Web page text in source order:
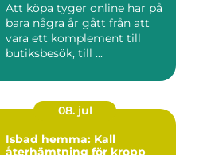
Att köpa tyger online har på
bara några år gått från att
vara ett komplement till
butiksbesök, till ...
08. jul
Isbad hemma: Kall
återhämtning för kropp